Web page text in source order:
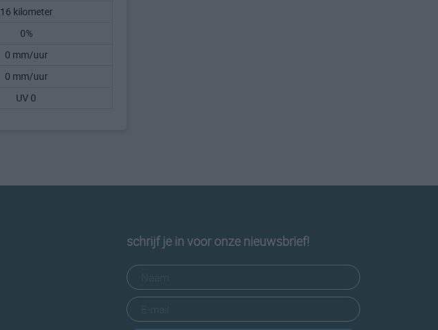
16 kilometer
0%
0 mm/uur
0 mm/uur
UV 0
schrijf je in voor onze nieuwsbrief!